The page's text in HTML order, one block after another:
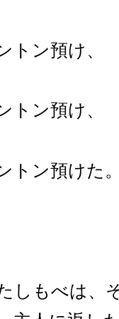
トン預け、
トン預け、
トン預けた
しもべは、